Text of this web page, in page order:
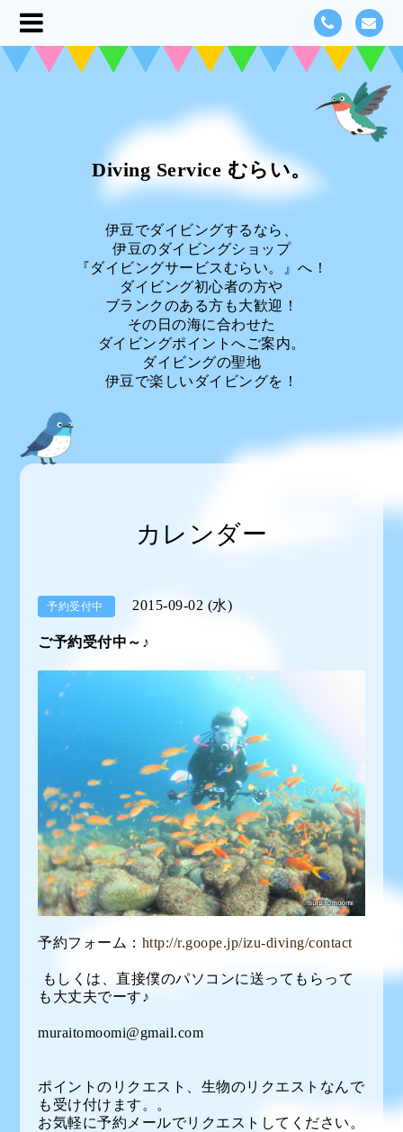
Diving Service むらい。
伊豆でダイビングするなら、
伊豆のダイビングショップ
『ダイビングサービスむらい。』へ！
ダイビング初心者の方や
ブランクのある方も大歓迎！
その日の海に合わせた
ダイビングポイントへご案内。
ダイビングの聖地
伊豆で楽しいダイビングを！
カレンダー
予約受付中 2015-09-02 (水)
ご予約受付中～♪
予約フォーム： http://r.goope.jp/izu-diving/contact
もしくは、直接僕のパソコンに送ってもらって
も大丈夫でーす♪
muraitomoomi@gmail.com
ポイントのリクエスト、生物のリクエストなんで
も受け付けます。。
お気軽に予約メールでリクエストしてください。